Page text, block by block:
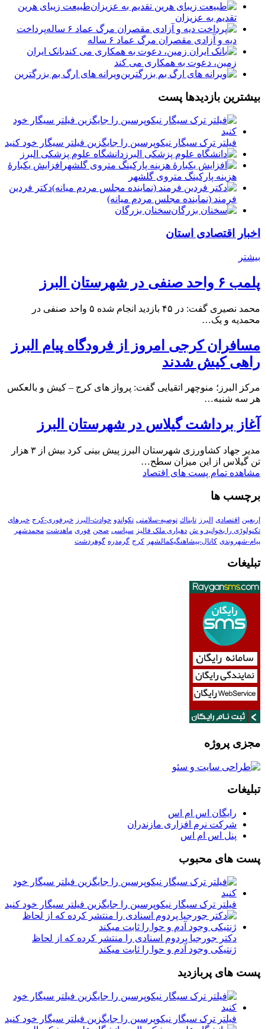
طبیعت زیبای هرین
تقدیم به عزیزان
پرداخت
دیه و آزادی مقصران مرگ عماد ۶ ساله
بانک ایران
زمین، دعوت به همکاری می کند
ویرانه های ارگ بم بزرگترین
بیشترین بازدیدها پست
فیلتر ترک سیگار نیکوپرسین را جایگزین فیلتر سیگار خود کنید
دانشگاه علوم پزشکی البرز
افزایش یکبارۀ
هزینه پارکینگ متروی گلشهر
دكتر فردين
فرمند (نماينده مجلس مردم میانه)
سخنان بزرگان
اخبار اقتصادی استان
بیشتر
پلمب ۶ واحد صنفی در شهرستان البرز
محمد نصیری گفت: در ۴۵ بازدید انجام شده ۵ واحد صنفی در
محمدیه و یک…
مسافران کرجی امروز از فرودگاه پیام البرز
راهی کیش شدند
مرکز البرز؛ منوچهر اتقیایی گفت: پرواز های کرج – کیش و بالعکس
هر سه شنبه…
آغاز برداشت گیلاس در شهرستان البرز
مدیر جهاد کشاورزی شهرستان البرز پیش بینی کرد بیش از ۳ هزار
تن گیلاس از این میزان سطح…
مشاهده تمام پست های اقتصاد
برچسب ها
اربعین اقتصادی البرز تابناك توصیه-سلامتی تکواندو حوادث-البرز خبرفوری-کرج خبرهای
تکنولوڑی را بخوانید و ش دهیاری ملک فالیز سیاسی صحن فوری ماهدشت محمدشهر
پیام-شهروندی کانال-پیشاهنگیکمالشهر کرج گرمدره گوهردشت
تبلیغات
مجزی پروژه
تبلیغات
رایگان اس ام اس
شرکت نرم افزاری مازندران
پنل اس ام اس
پست های محبوب
فیلتر ترک سیگار نیکوپرسین را جایگزین فیلتر سیگار خود کنید
دکتر جورجیا پردوم اسنادی را منتشر کرده که از لحاظ
ژنتیکی وجود آدم و حوا را ثابت میکند
پست های پربازدید
فیلتر ترک سیگار نیکوپرسین را جایگزین فیلتر سیگار خود کنید